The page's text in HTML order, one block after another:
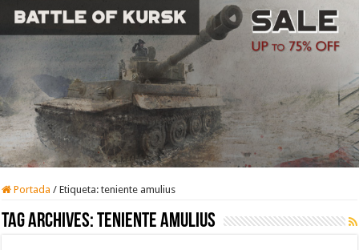
Portada / Etiqueta:teniente amulius
Tag Archives:teniente amulius